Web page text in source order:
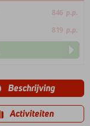
846 p.p.
819 p.p.
Beschrijving
Activiteiten